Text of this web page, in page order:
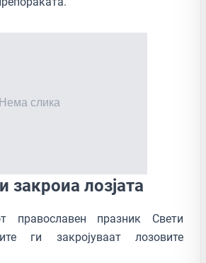
закроиа лозјата
православен празник Свети
ги закројуваат лозовите